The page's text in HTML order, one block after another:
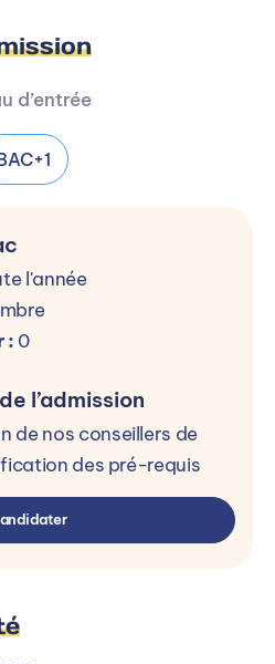
d’entrée
l'année
: 0
l’admission
de nos conseillers de
des pré-requis